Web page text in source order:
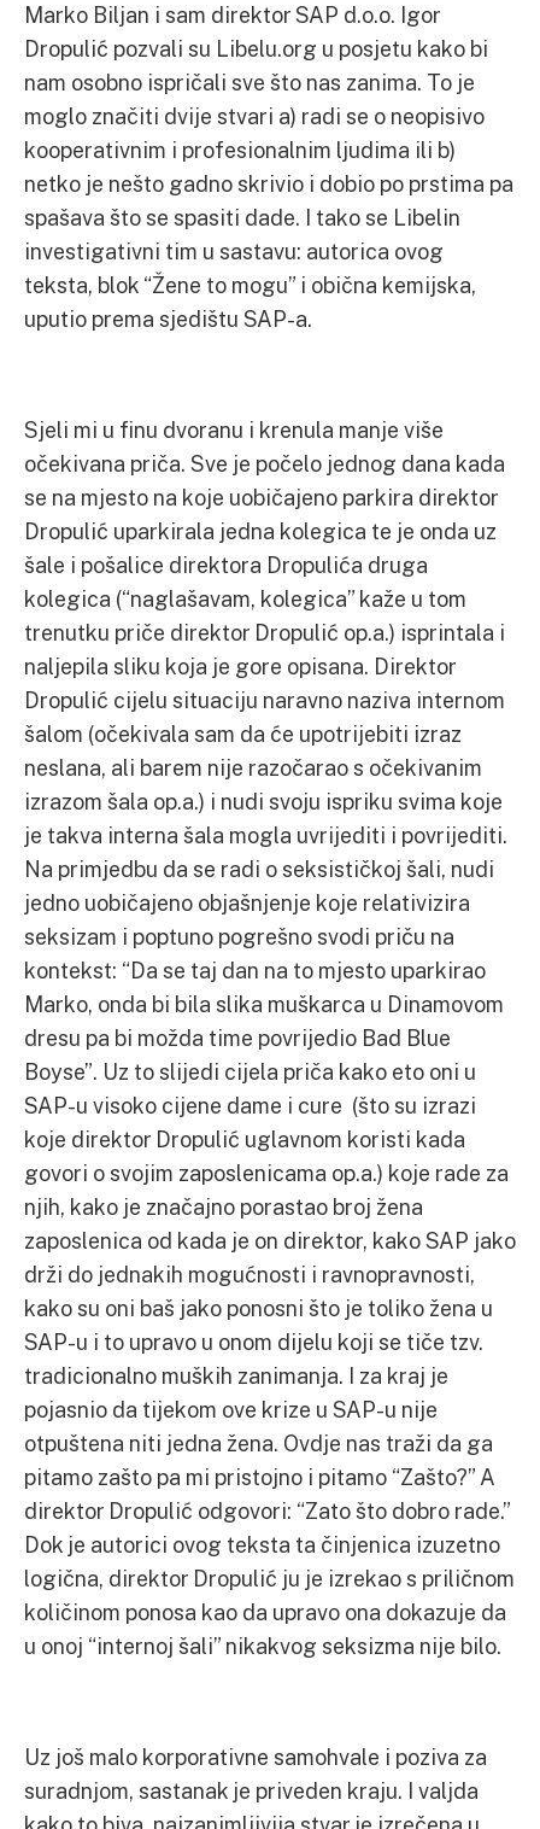
Marko Biljan i sam direktor SAP d.o.o. Igor
Dropulić pozvali su Libelu.org u posjetu kako bi
nam osobno ispričali sve što nas zanima. To je
moglo značiti dvije stvari a) radi se o neopisivo
kooperativnim i profesionalnim ljudima ili b)
netko je nešto gadno skrivio i dobio po prstima pa
spašava što se spasiti dade. I tako se Libelin
investigativni tim u sastavu: autorica ovog
teksta, blok “Žene to mogu” i obična kemijska,
uputio prema sjedištu SAP-a.
Sjeli mi u finu dvoranu i krenula manje više
očekivana priča. Sve je počelo jednog dana kada
se na mjesto na koje uobičajeno parkira direktor
Dropulić uparkirala jedna kolegica te je onda uz
šale i pošalice direktora Dropulića druga
kolegica (“naglašavam, kolegica” kaže u tom
trenutku priče direktor Dropulić op.a.) isprintala i
naljepila sliku koja je gore opisana. Direktor
Dropulić cijelu situaciju naravno naziva internom
šalom (očekivala sam da će upotrijebiti izraz
neslana, ali barem nije razočarao s očekivanim
izrazom šala op.a.) i nudi svoju ispriku svima koje
je takva interna šala mogla uvrijediti i povrijediti.
Na primjedbu da se radi o seksističkoj šali, nudi
jedno uobičajeno objašnjenje koje relativizira
seksizam i poptuno pogrešno svodi priču na
kontekst: “Da se taj dan na to mjesto uparkirao
Marko, onda bi bila slika muškarca u Dinamovom
dresu pa bi možda time povrijedio Bad Blue
Boyse”. Uz to slijedi cijela priča kako eto oni u
SAP-u visoko cijene dame i cure (što su izrazi
koje direktor Dropulić uglavnom koristi kada
govori o svojim zaposlenicama op.a.) koje rade za
njih, kako je značajno porastao broj žena
zaposlenica od kada je on direktor, kako SAP jako
drži do jednakih mogućnosti i ravnopravnosti,
kako su oni baš jako ponosni što je toliko žena u
SAP-u i to upravo u onom dijelu koji se tiče tzv.
tradicionalno muških zanimanja. I za kraj je
pojasnio da tijekom ove krize u SAP-u nije
otpuštena niti jedna žena. Ovdje nas traži da ga
pitamo zašto pa mi pristojno i pitamo “Zašto?” A
direktor Dropulić odgovori: “Zato što dobro rade.”
Dok je autorici ovog teksta ta činjenica izuzetno
logična, direktor Dropulić ju je izrekao s priličnom
količinom ponosa kao da upravo ona dokazuje da
u onoj “internoj šali” nikakvog seksizma nije bilo.
Uz još malo korporativne samohvale i poziva za
suradnjom, sastanak je priveden kraju. I valjda